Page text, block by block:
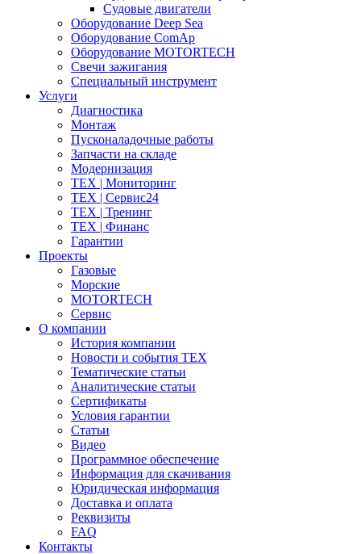
Судовые двигатели
Оборудование Deep Sea
Оборудование ComAp
Оборудование MOTORTECH
Свечи зажигания
Специальный инструмент
Услуги
Диагностика
Монтаж
Пусконаладочные работы
Запчасти на складе
Модернизация
ТЕХ | Мониторинг
ТЕХ | Сервис24
ТЕХ | Тренинг
ТЕХ | Финанс
Гарантии
Проекты
Газовые
Морские
MOTORTECH
Сервис
О компании
История компании
Новости и события ТЕХ
Тематические статьи
Аналитические статьи
Сертификаты
Условия гарантии
Статьи
Видео
Программное обеспечение
Информация для скачивания
Юридическая информация
Доставка и оплата
Реквизиты
FAQ
Контакты